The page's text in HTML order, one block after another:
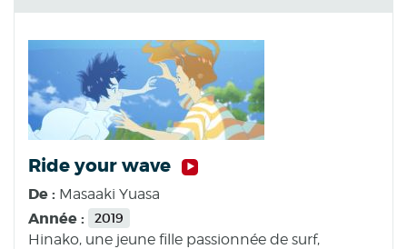
Ride your wave
De : Masaaki Yuasa
Année : 2019
Hinako, une jeune fille passionnée de surf,